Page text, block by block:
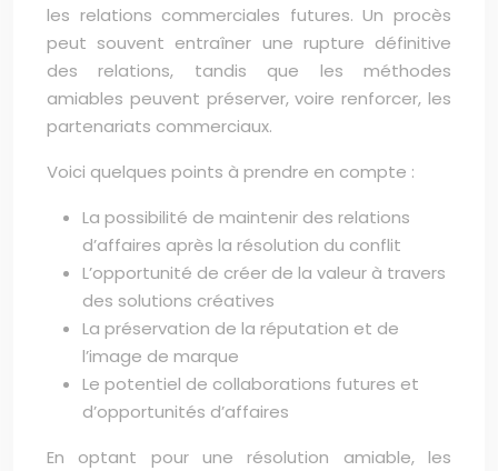
les relations commerciales futures. Un procès
peut souvent entraîner une rupture définitive
des relations, tandis que les méthodes
amiables peuvent préserver, voire renforcer, les
partenariats commerciaux.
Voici quelques points à prendre en compte :
La possibilité de maintenir des relations
d’affaires après la résolution du conflit
L’opportunité de créer de la valeur à travers
des solutions créatives
La préservation de la réputation et de
l’image de marque
Le potentiel de collaborations futures et
d’opportunités d’affaires
En optant pour une résolution amiable, les